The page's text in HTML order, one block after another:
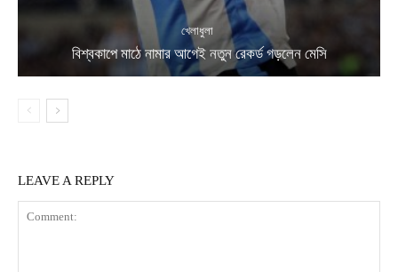
খেলাধুলা
বিশ্বকাপে মাঠে নামার আগেই নতুন রেকর্ড গড়লেন মেসি
LEAVE A REPLY